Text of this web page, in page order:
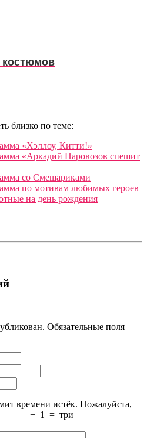
близко по теме:
«Хэллоу, Китти!»
«Аркадий Паровозов спешит
со Смешариками
по мотивам любимых героев
на день рождения
Обязательные поля
времени истёк. Пожалуйста,
− 1 = три